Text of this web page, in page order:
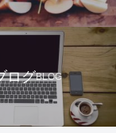
ログBLOG